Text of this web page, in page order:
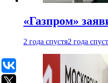
«Газпром»
2 года спустя2 года